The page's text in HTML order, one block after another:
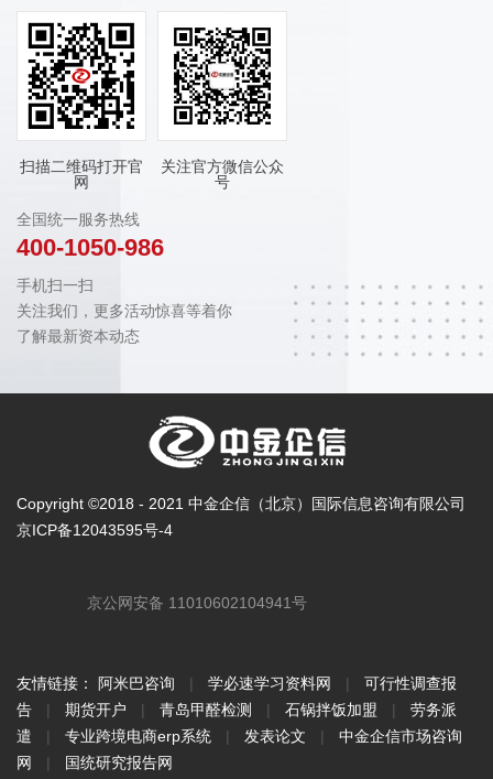
扫描二维码打开官
网
关注官方微信公众
号
全国统一服务热线
400-1050-986
手机扫一扫
关注我们，更多活动惊喜等着你
了解最新资本动态
Copyright ©2018 - 2021 中金企信（北京）国际信息咨询有限公司
京ICP备12043595号-4
京公网安备 11010602104941号
友情链接： 阿米巴咨询 | 学必速学习资料网 |
可行性调查报
告
| 期货开户 | 青岛甲醛检测 | 石锅拌饭加盟 |
劳务派
遣
| 专业跨境电商erp系统 | 发表论文 |
中金企信市场咨询
网
| 国统研究报告网